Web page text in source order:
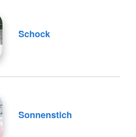
Schock
Sonnenstich